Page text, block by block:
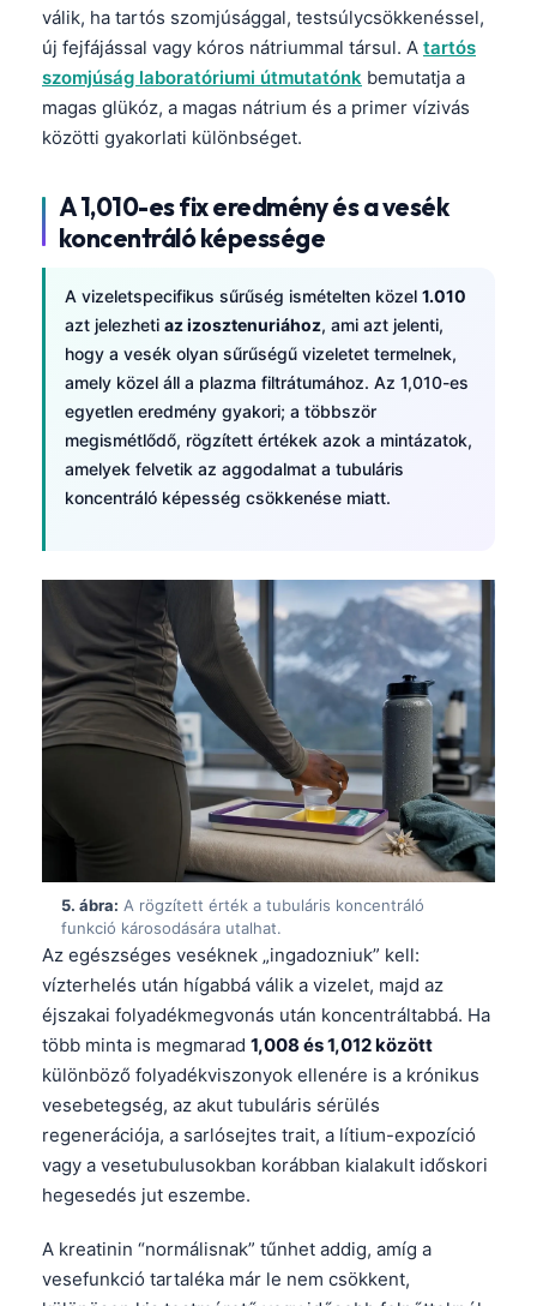
válik, ha tartós szomjúsággal, testsúlycsökkenéssel,
új fejfájással vagy kóros nátriummal társul. A tartós
szomjúság laboratóriumi útmutatónk bemutatja a
magas glükóz, a magas nátrium és a primer vízivás
közötti gyakorlati különbséget.
A 1,010-es fix eredmény és a vesék
koncentráló képessége
A vizeletspecifikus sűrűség ismételten közel 1.010
azt jelezheti az izosztenuriához, ami azt jelenti,
hogy a vesék olyan sűrűségű vizeletet termelnek,
amely közel áll a plazma filtrátumához. Az 1,010-es
egyetlen eredmény gyakori; a többször
megismétlődő, rögzített értékek azok a mintázatok,
amelyek felvetik az aggodalmat a tubuláris
koncentráló képesség csökkenése miatt.
5. ábra: A rögzített érték a tubuláris koncentráló
funkció károsodására utalhat.
Az egészséges veséknek „ingadozniuk” kell:
vízterhelés után hígabbá válik a vizelet, majd az
éjszakai folyadékmegvonás után koncentráltabbá. Ha
több minta is megmarad 1,008 és 1,012 között
különböző folyadékviszonyok ellenére is a krónikus
vesebetegség, az akut tubuláris sérülés
regenerációja, a sarlósejtes trait, a lítium-expozíció
vagy a vesetubulusokban korábban kialakult időskori
hegesedés jut eszembe.
A kreatinin “normálisnak” tűnhet addig, amíg a
vesefunkció tartaléka már le nem csökkent,